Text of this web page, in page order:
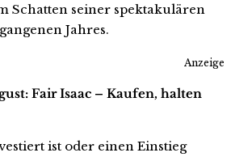
Schatten seiner spektakulären
Jahres.
Anzeige
Fair Isaac – Kaufen, halten
ist oder einen Einstieg